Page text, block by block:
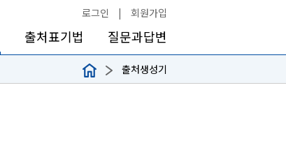
로그인 | 회원가입
출처표기법 질문과답변
출처생성기